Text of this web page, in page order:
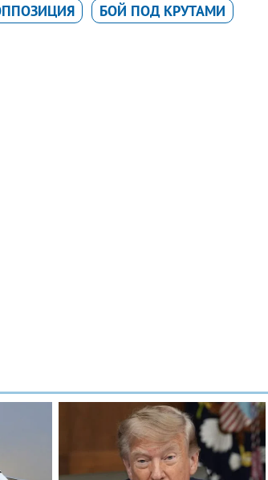
БОЙ ПОД КРУТАМИ